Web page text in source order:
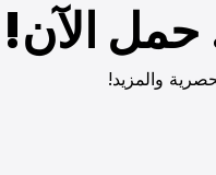
حمل الآن!
والمزيد!